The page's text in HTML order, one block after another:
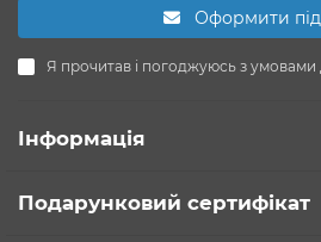
Оформити
Я прочитав і погоджуюсь з умовами
Інформація
Подарунковий сертифікат